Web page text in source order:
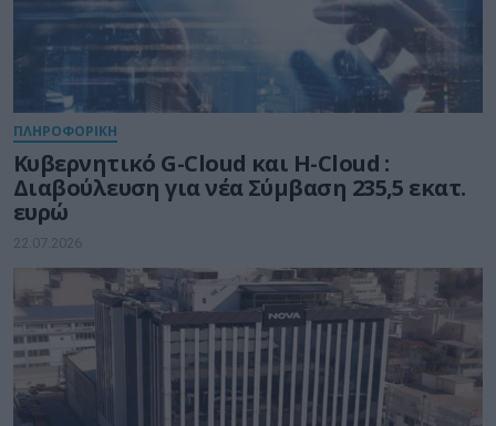
ΠΛΗΡΟΦΟΡΙΚΗ
Kυβερνητικό G-Cloud και H-Cloud :
Διαβούλευση για νέα Σύμβαση 235,5 εκατ.
ευρώ
22.07.2026